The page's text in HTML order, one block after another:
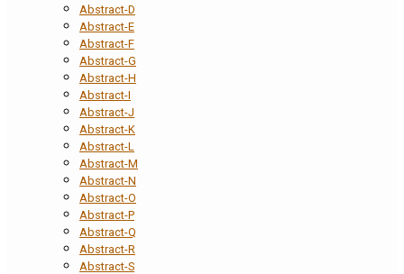
Abstract-D
Abstract-E
Abstract-F
Abstract-G
Abstract-H
Abstract-I
Abstract-J
Abstract-K
Abstract-L
Abstract-M
Abstract-N
Abstract-O
Abstract-P
Abstract-Q
Abstract-R
Abstract-S